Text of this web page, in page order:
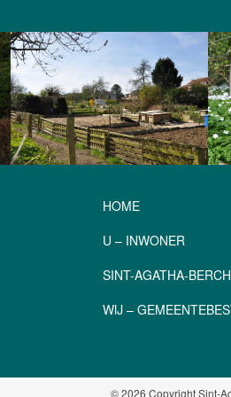
HOME
U – INWONER
SINT-AGATHA-
WIJ –
© 2026 Copyright Sint-